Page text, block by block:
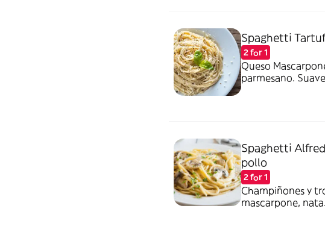
Spaghetti
2 for 1
Queso
parmesano.
Spaghetti
pollo
2 for 1
Champiñones y
mascarpone,